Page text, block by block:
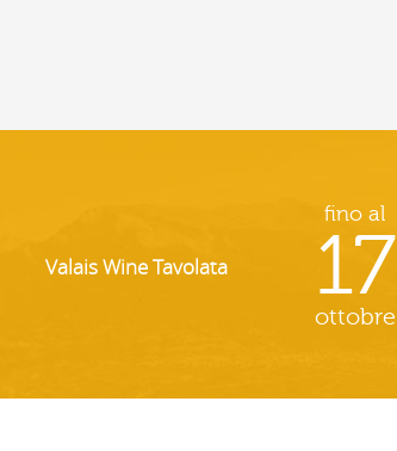
Valais Wine Tavolata
fino al
17
ottobre